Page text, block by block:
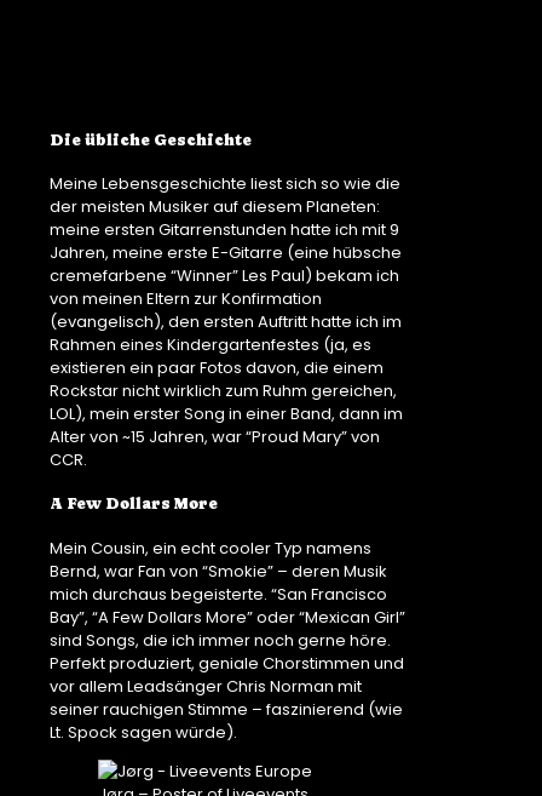
Die übliche Geschichte
Meine Lebensgeschichte liest sich so wie die
der meisten Musiker auf diesem Planeten:
meine ersten Gitarrenstunden hatte ich mit 9
Jahren, meine erste E-Gitarre (eine hübsche
cremefarbene “Winner” Les Paul) bekam ich
von meinen Eltern zur Konfirmation
(evangelisch), den ersten Auftritt hatte ich im
Rahmen eines Kindergartenfestes (ja, es
existieren ein paar Fotos davon, die einem
Rockstar nicht wirklich zum Ruhm gereichen,
LOL), mein erster Song in einer Band, dann im
Alter von ~15 Jahren, war “Proud Mary” von
CCR.
A Few Dollars More
Mein Cousin, ein echt cooler Typ namens
Bernd, war Fan von “Smokie” – deren Musik
mich durchaus begeisterte. “San Francisco
Bay”, “A Few Dollars More” oder “Mexican Girl”
sind Songs, die ich immer noch gerne höre.
Perfekt produziert, geniale Chorstimmen und
vor allem Leadsänger Chris Norman mit
seiner rauchigen Stimme – faszinierend (wie
Lt. Spock sagen würde).